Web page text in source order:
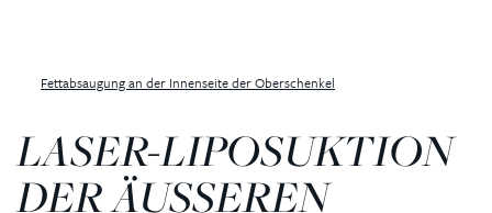
Fettabsaugung an der Innenseite der Oberschenkel
LASER-LIPOSUKTION
DER ÄUSSEREN O